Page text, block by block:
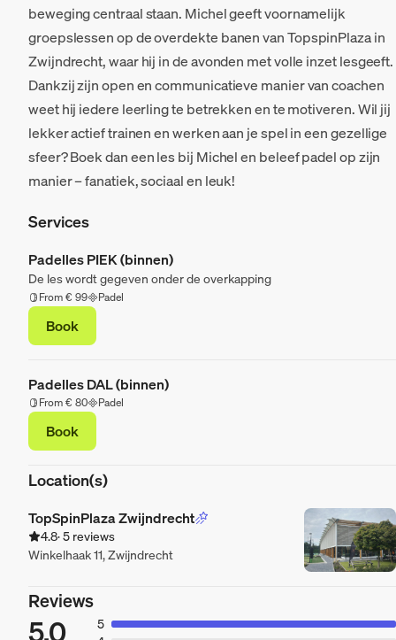
beweging centraal staan. Michel geeft voornamelijk
groepslessen op de overdekte banen van TopspinPlaza in
Zwijndrecht, waar hij in de avonden met volle inzet lesgeeft.
Dankzij zijn open en communicatieve manier van coachen
weet hij iedere leerling te betrekken en te motiveren. Wil jij
lekker actief trainen en werken aan je spel in een gezellige
sfeer? Boek dan een les bij Michel en beleef padel op zijn
manier – fanatiek, sociaal en leuk!
Services
Padelles PIEK (binnen)
De les wordt gegeven onder de overkapping
From € 99 Padel
Book
Padelles DAL (binnen)
From € 80 Padel
Book
Location(s)
TopSpinPlaza Zwijndrecht
4.8· 5 reviews
Winkelhaak 11, Zwijndrecht
Reviews
5.0
5